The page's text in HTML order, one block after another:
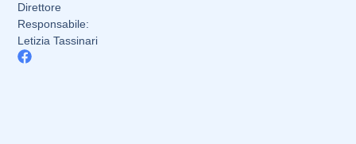
Direttore
Responsabile:
Letizia Tassinari